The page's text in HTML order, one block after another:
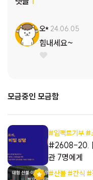
오* 24.06.05
힘내세요~
모금중인 모금함
#임팩트기부 #
#2608-20. [
관 7명에게
#산불 #간식 #